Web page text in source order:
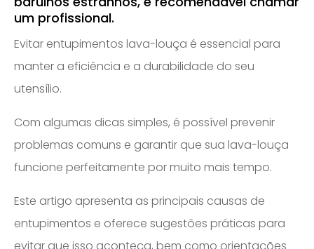
um profissional.
Evitar entupimentos lava-louça é essencial para
manter a eficiência e a durabilidade do seu
utensílio.
Com algumas dicas simples, é possível prevenir
problemas comuns e garantir que sua lava-louça
funcione perfeitamente por muito mais tempo.
Este artigo apresenta as principais causas de
entupimentos e oferece sugestões práticas para